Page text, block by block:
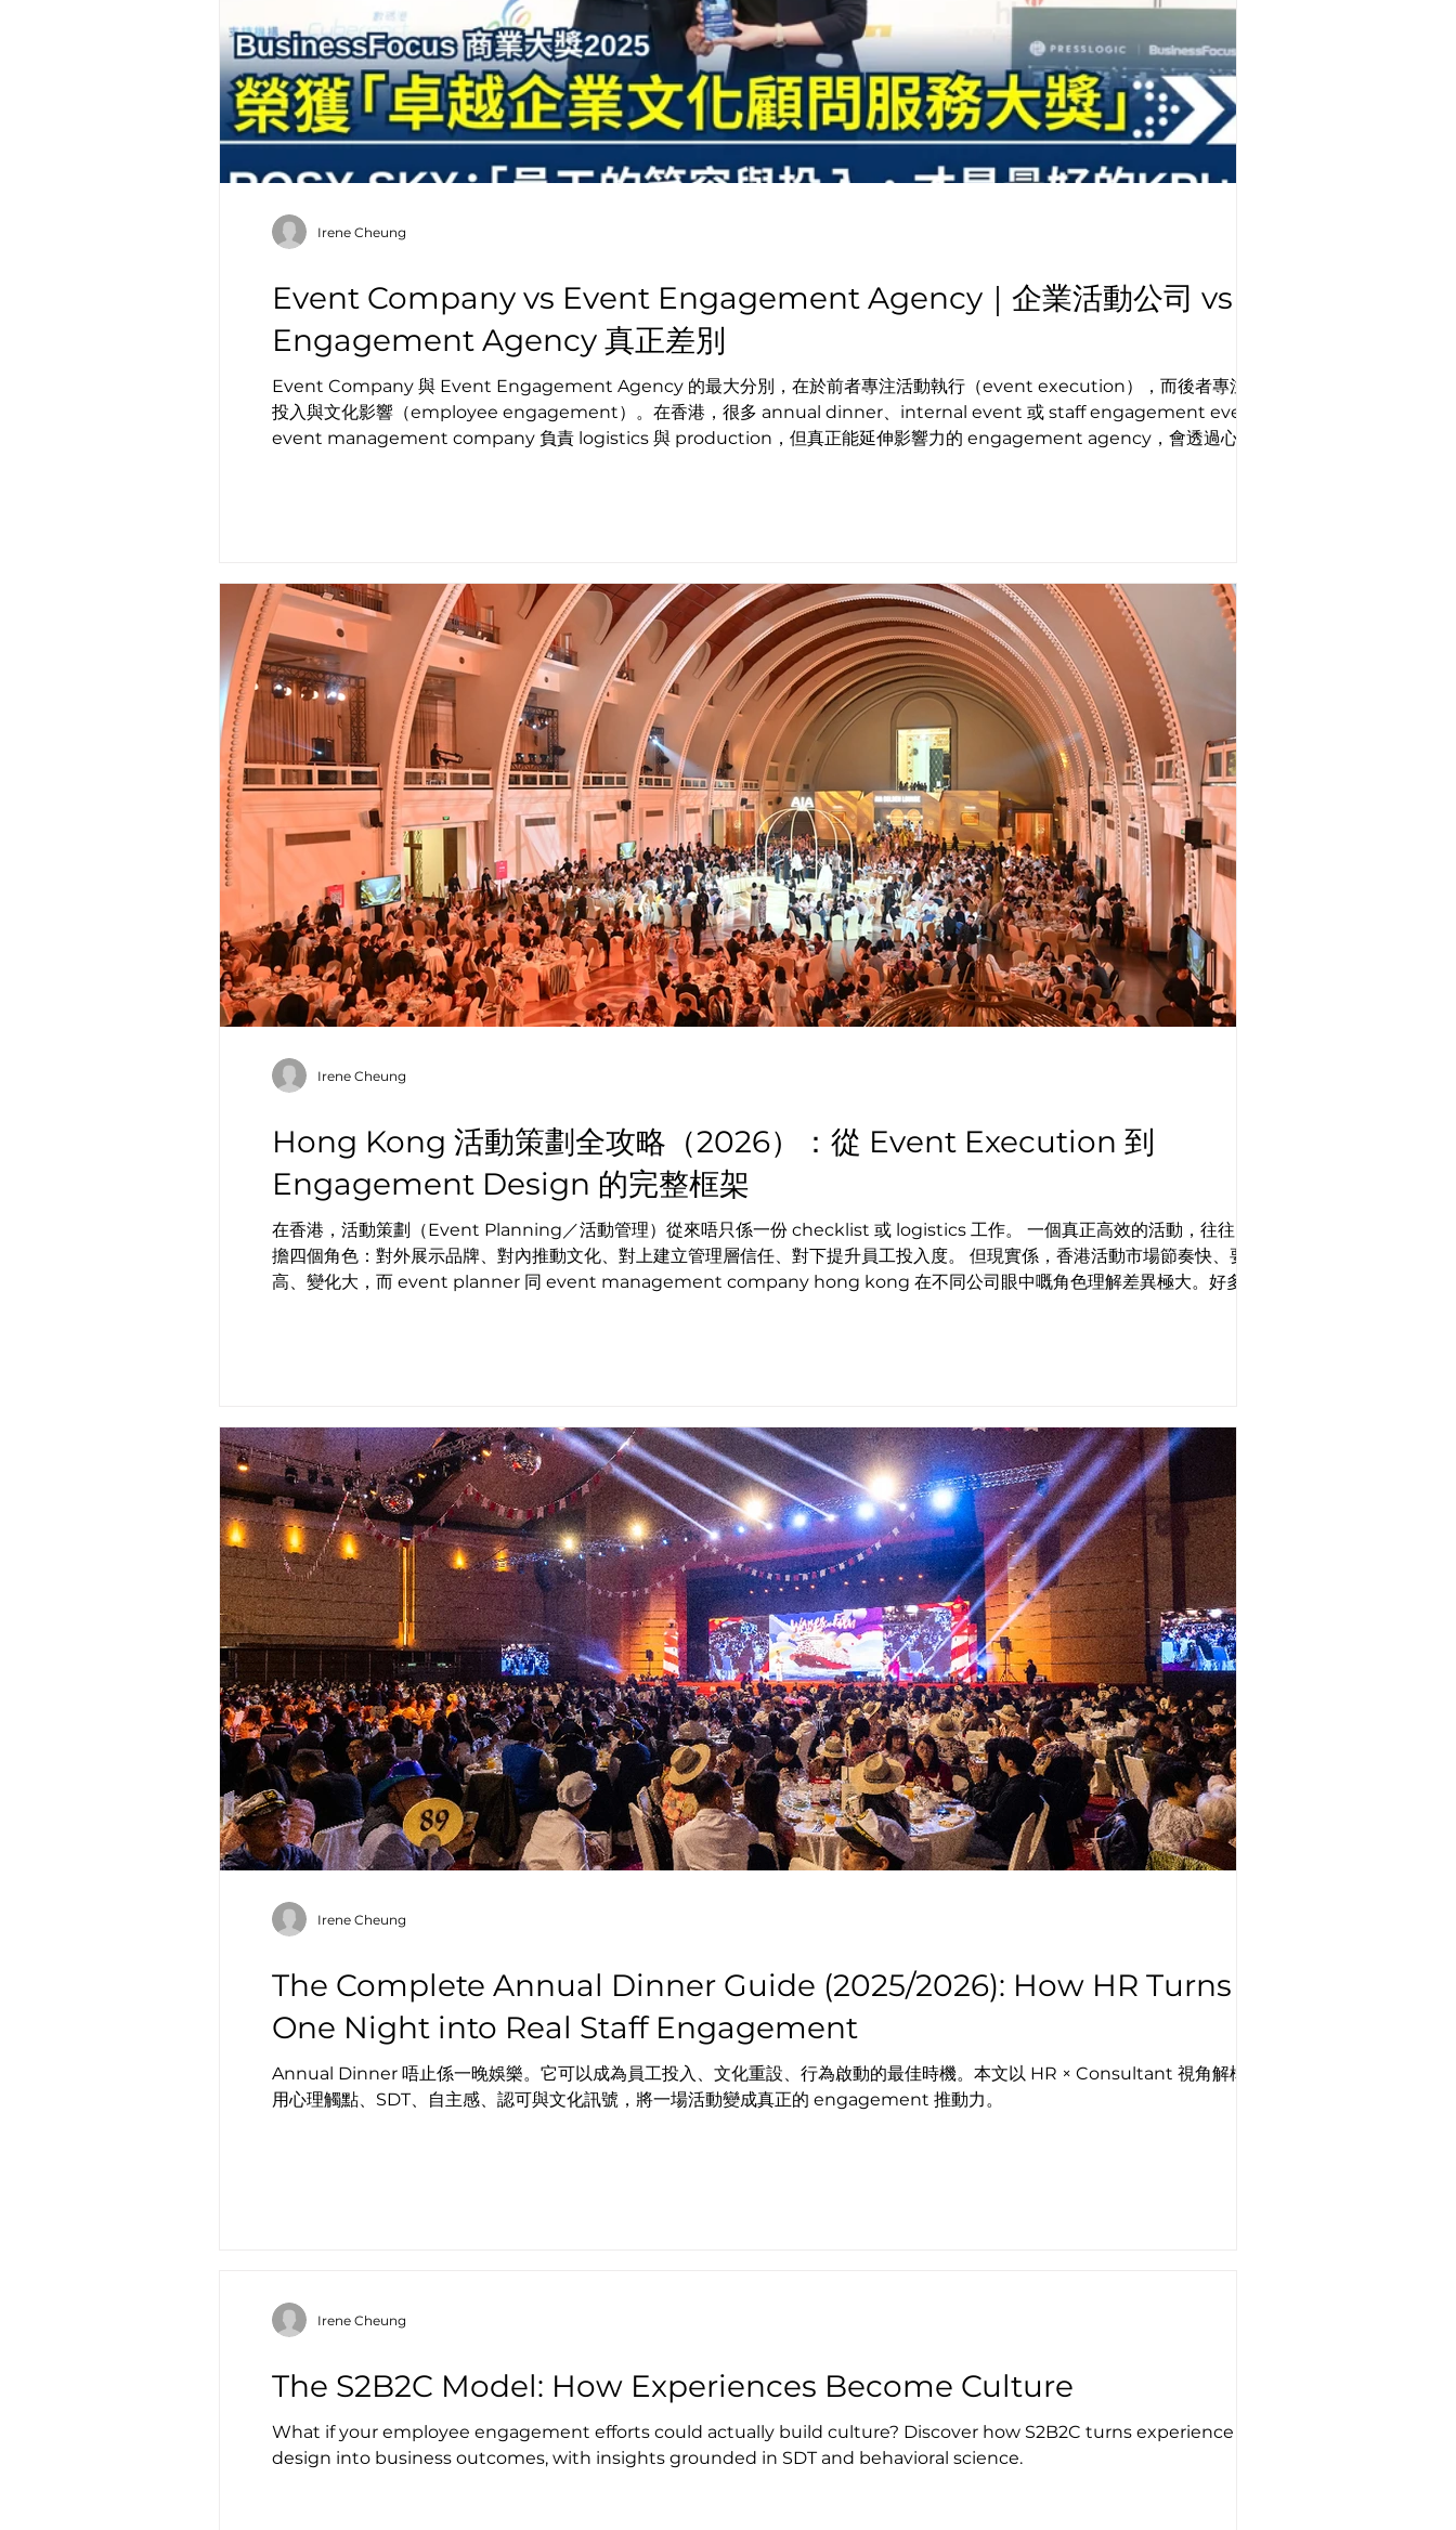
Event Company vs Event Engagement Agency｜企業活動公司 vs
Engagement Agency 真正差別
Event Company 與 Event Engagement Agency 的最大分別，在於前者專注活動執行（event execution），而後者專注員工
投入與文化影響（employee engagement）。在香港，很多 annual dinner、internal event 或 staff engagement event 由
event management company 負責 logistics 與 production，但真正能延伸影響力的 engagement agency，會透過心理觸
Irene Cheung
Hong Kong 活動策劃全攻略（2026）：從 Event Execution 到
Engagement Design 的完整框架
在香港，活動策劃（Event Planning／活動管理）從來唔只係一份 checklist 或 logistics 工作。 一個真正高效的活動，往往同時承
擔四個角色：對外展示品牌、對內推動文化、對上建立管理層信任、對下提升員工投入度。 但現實係，香港活動市場節奏快、要求
高、變化大，而 event planner 同 event management company hong kong 在不同公司眼中嘅角色理解差異極大。好多
Irene Cheung
The Complete Annual Dinner Guide (2025/2026): How HR Turns
One Night into Real Staff Engagement
Annual Dinner 唔止係一晚娛樂。它可以成為員工投入、文化重設、行為啟動的最佳時機。本文以 HR × Consultant 視角解構點樣
用心理觸點、SDT、自主感、認可與文化訊號，將一場活動變成真正的 engagement 推動力。
Irene Cheung
The S2B2C Model: How Experiences Become Culture
What if your employee engagement efforts could actually build culture? Discover how S2B2C turns experience
design into business outcomes, with insights grounded in SDT and behavioral science.
Irene Cheung